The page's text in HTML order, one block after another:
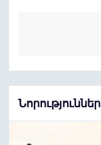
Նորություններ